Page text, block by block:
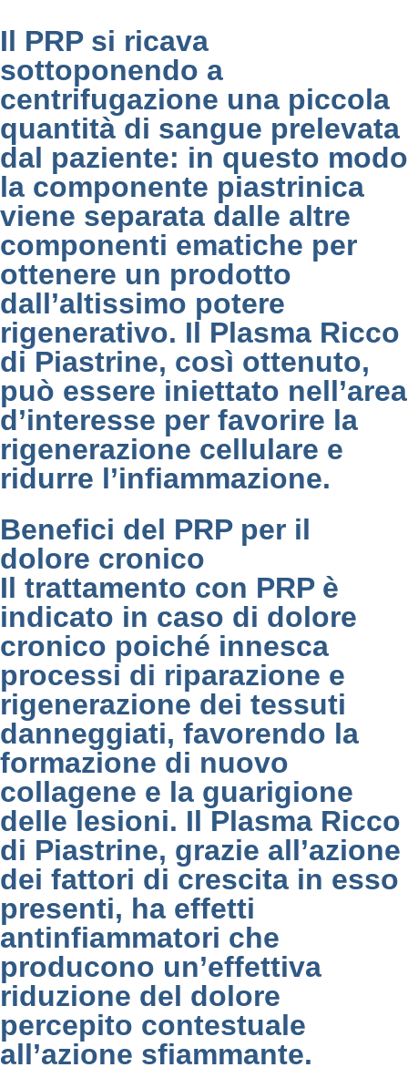
Il PRP si ricava
sottoponendo a
centrifugazione una piccola
quantità di sangue prelevata
dal paziente: in questo modo
la componente piastrinica
viene separata dalle altre
componenti ematiche per
ottenere un prodotto
dall’altissimo potere
rigenerativo. Il Plasma Ricco
di Piastrine, così ottenuto,
può essere iniettato nell’area
d’interesse per favorire la
rigenerazione cellulare e
ridurre l’infiammazione.
Benefici del PRP per il
dolore cronico
Il trattamento con PRP è
indicato in caso di dolore
cronico poiché innesca
processi di riparazione e
rigenerazione dei tessuti
danneggiati, favorendo la
formazione di nuovo
collagene e la guarigione
delle lesioni. Il Plasma Ricco
di Piastrine, grazie all’azione
dei fattori di crescita in esso
presenti, ha effetti
antinfiammatori che
producono un’effettiva
riduzione del dolore
percepito contestuale
all’azione sfiammante.